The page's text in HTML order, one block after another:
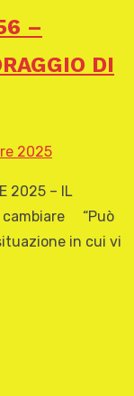
–
DI
2025
2025 – IL
cambiare “Può
in cui vi